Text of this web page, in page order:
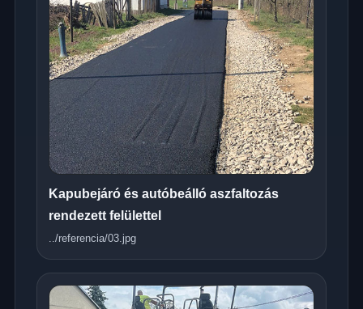
Kapubejáró és autóbeálló aszfaltozás
rendezett felülettel
../referencia/03.jpg